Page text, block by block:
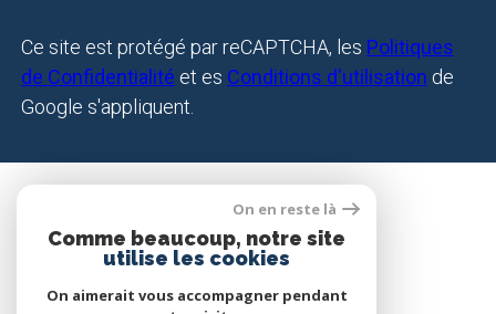
Ce site est protégé par reCAPTCHA, les Politiques
de Confidentialité et es Conditions d'utilisation de
Google s'appliquent.
SE CONNECTER
On en reste là
Comme beaucoup, notre site
utilise les cookies
On aimerait vous accompagner pendant